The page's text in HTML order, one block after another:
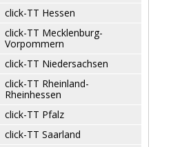
click-TT Hessen
click-TT Mecklenburg-
Vorpommern
click-TT Niedersachsen
click-TT Rheinland-
Rheinhessen
click-TT Pfalz
click-TT Saarland